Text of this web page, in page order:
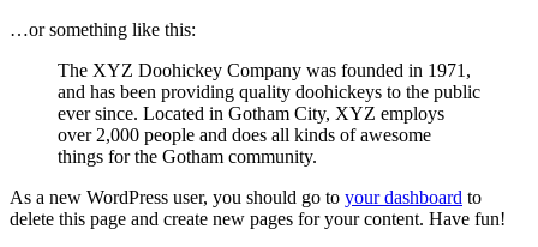
…or something like this:
The XYZ Doohickey Company was founded in 1971,
and has been providing quality doohickeys to the public
ever since. Located in Gotham City, XYZ employs
over 2,000 people and does all kinds of awesome
things for the Gotham community.
As a new WordPress user, you should go to your dashboard to
delete this page and create new pages for your content. Have fun!